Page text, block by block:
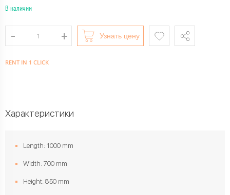
В наличии
Узнать цену
RENT IN 1 CLICK
Характеристики
Length: 1000 mm
Width: 700 mm
Height: 850 mm